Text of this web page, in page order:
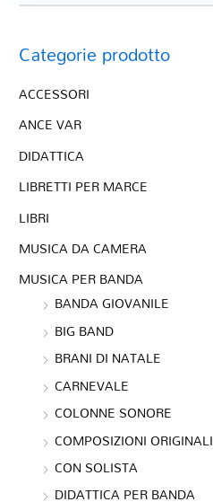
Categorie prodotto
ACCESSORI
ANCE VAR
DIDATTICA
LIBRETTI PER MARCE
LIBRI
MUSICA DA CAMERA
MUSICA PER BANDA
BANDA GIOVANILE
BIG BAND
BRANI DI NATALE
CARNEVALE
COLONNE SONORE
COMPOSIZIONI ORIGINALI
CON SOLISTA
DIDATTICA PER BANDA